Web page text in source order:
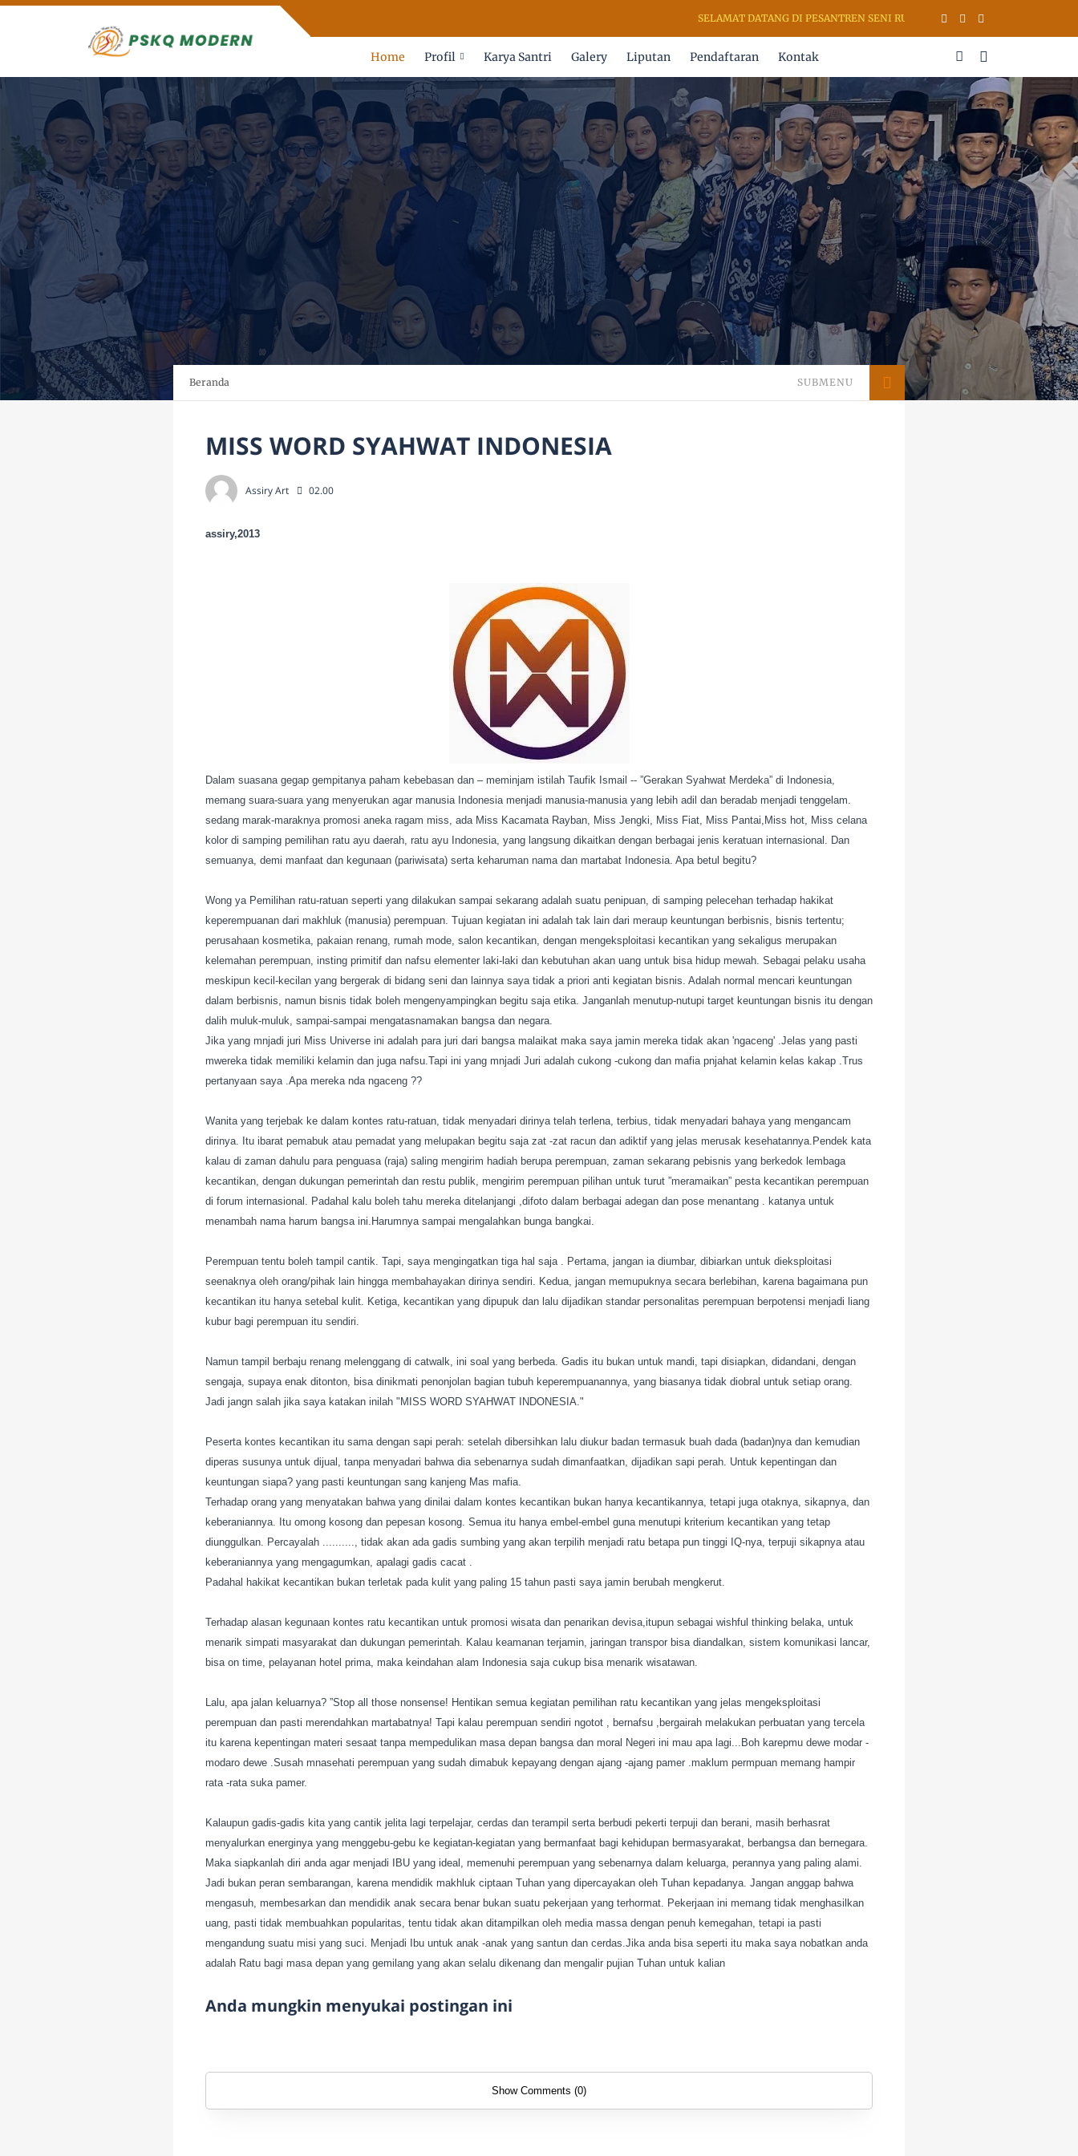
SELAMAT DATANG DI PESANTREN SENI RUPA & KALIGRAFI AL QURAN (PSKQ
Home Profil Karya Santri Galery Liputan Pendaftaran Kontak
Beranda SUBMENU
MISS WORD SYAHWAT INDONESIA
Assiry Art 02.00
assiry,2013
Dalam suasana gegap gempitanya paham kebebasan dan – meminjam istilah Taufik Ismail -- ”Gerakan Syahwat Merdeka” di Indonesia,
memang suara-suara yang menyerukan agar manusia Indonesia menjadi manusia-manusia yang lebih adil dan beradab menjadi tenggelam.
sedang marak-maraknya promosi aneka ragam miss, ada Miss Kacamata Rayban, Miss Jengki, Miss Fiat, Miss Pantai,Miss hot, Miss celana
kolor di samping pemilihan ratu ayu daerah, ratu ayu Indonesia, yang langsung dikaitkan dengan berbagai jenis keratuan internasional. Dan
semuanya, demi manfaat dan kegunaan (pariwisata) serta keharuman nama dan martabat Indonesia. Apa betul begitu?
Wong ya Pemilihan ratu-ratuan seperti yang dilakukan sampai sekarang adalah suatu penipuan, di samping pelecehan terhadap hakikat
keperempuanan dari makhluk (manusia) perempuan. Tujuan kegiatan ini adalah tak lain dari meraup keuntungan berbisnis, bisnis tertentu;
perusahaan kosmetika, pakaian renang, rumah mode, salon kecantikan, dengan mengeksploitasi kecantikan yang sekaligus merupakan
kelemahan perempuan, insting primitif dan nafsu elementer laki-laki dan kebutuhan akan uang untuk bisa hidup mewah. Sebagai pelaku usaha
meskipun kecil-kecilan yang bergerak di bidang seni dan lainnya saya tidak a priori anti kegiatan bisnis. Adalah normal mencari keuntungan
dalam berbisnis, namun bisnis tidak boleh mengenyampingkan begitu saja etika. Janganlah menutup-nutupi target keuntungan bisnis itu dengan
dalih muluk-muluk, sampai-sampai mengatasnamakan bangsa dan negara.
Jika yang mnjadi juri Miss Universe ini adalah para juri dari bangsa malaikat maka saya jamin mereka tidak akan 'ngaceng' .Jelas yang pasti
mwereka tidak memiliki kelamin dan juga nafsu.Tapi ini yang mnjadi Juri adalah cukong -cukong dan mafia pnjahat kelamin kelas kakap .Trus
pertanyaan saya .Apa mereka nda ngaceng ??
Wanita yang terjebak ke dalam kontes ratu-ratuan, tidak menyadari dirinya telah terlena, terbius, tidak menyadari bahaya yang mengancam
dirinya. Itu ibarat pemabuk atau pemadat yang melupakan begitu saja zat -zat racun dan adiktif yang jelas merusak kesehatannya.Pendek kata
kalau di zaman dahulu para penguasa (raja) saling mengirim hadiah berupa perempuan, zaman sekarang pebisnis yang berkedok lembaga
kecantikan, dengan dukungan pemerintah dan restu publik, mengirim perempuan pilihan untuk turut ”meramaikan” pesta kecantikan perempuan
di forum internasional. Padahal kalu boleh tahu mereka ditelanjangi ,difoto dalam berbagai adegan dan pose menantang . katanya untuk
menambah nama harum bangsa ini.Harumnya sampai mengalahkan bunga bangkai.
Perempuan tentu boleh tampil cantik. Tapi, saya mengingatkan tiga hal saja . Pertama, jangan ia diumbar, dibiarkan untuk dieksploitasi
seenaknya oleh orang/pihak lain hingga membahayakan dirinya sendiri. Kedua, jangan memupuknya secara berlebihan, karena bagaimana pun
kecantikan itu hanya setebal kulit. Ketiga, kecantikan yang dipupuk dan lalu dijadikan standar personalitas perempuan berpotensi menjadi liang
kubur bagi perempuan itu sendiri.
Namun tampil berbaju renang melenggang di catwalk, ini soal yang berbeda. Gadis itu bukan untuk mandi, tapi disiapkan, didandani, dengan
sengaja, supaya enak ditonton, bisa dinikmati penonjolan bagian tubuh keperempuanannya, yang biasanya tidak diobral untuk setiap orang.
Jadi jangn salah jika saya katakan inilah "MISS WORD SYAHWAT INDONESIA."
Peserta kontes kecantikan itu sama dengan sapi perah: setelah dibersihkan lalu diukur badan termasuk buah dada (badan)nya dan kemudian
diperas susunya untuk dijual, tanpa menyadari bahwa dia sebenarnya sudah dimanfaatkan, dijadikan sapi perah. Untuk kepentingan dan
keuntungan siapa? yang pasti keuntungan sang kanjeng Mas mafia.
Terhadap orang yang menyatakan bahwa yang dinilai dalam kontes kecantikan bukan hanya kecantikannya, tetapi juga otaknya, sikapnya, dan
keberaniannya. Itu omong kosong dan pepesan kosong. Semua itu hanya embel-embel guna menutupi kriterium kecantikan yang tetap
diunggulkan. Percayalah .........., tidak akan ada gadis sumbing yang akan terpilih menjadi ratu betapa pun tinggi IQ-nya, terpuji sikapnya atau
keberaniannya yang mengagumkan, apalagi gadis cacat .
Padahal hakikat kecantikan bukan terletak pada kulit yang paling 15 tahun pasti saya jamin berubah mengkerut.
Terhadap alasan kegunaan kontes ratu kecantikan untuk promosi wisata dan penarikan devisa,itupun sebagai wishful thinking belaka, untuk
menarik simpati masyarakat dan dukungan pemerintah. Kalau keamanan terjamin, jaringan transpor bisa diandalkan, sistem komunikasi lancar,
bisa on time, pelayanan hotel prima, maka keindahan alam Indonesia saja cukup bisa menarik wisatawan.
Lalu, apa jalan keluarnya? ”Stop all those nonsense! Hentikan semua kegiatan pemilihan ratu kecantikan yang jelas mengeksploitasi
perempuan dan pasti merendahkan martabatnya! Tapi kalau perempuan sendiri ngotot , bernafsu ,bergairah melakukan perbuatan yang tercela
itu karena kepentingan materi sesaat tanpa mempedulikan masa depan bangsa dan moral Negeri ini mau apa lagi...Boh karepmu dewe modar -
modaro dewe .Susah mnasehati perempuan yang sudah dimabuk kepayang dengan ajang -ajang pamer .maklum permpuan memang hampir
rata -rata suka pamer.
Kalaupun gadis-gadis kita yang cantik jelita lagi terpelajar, cerdas dan terampil serta berbudi pekerti terpuji dan berani, masih berhasrat
menyalurkan energinya yang menggebu-gebu ke kegiatan-kegiatan yang bermanfaat bagi kehidupan bermasyarakat, berbangsa dan bernegara.
Maka siapkanlah diri anda agar menjadi IBU yang ideal, memenuhi perempuan yang sebenarnya dalam keluarga, perannya yang paling alami.
Jadi bukan peran sembarangan, karena mendidik makhluk ciptaan Tuhan yang dipercayakan oleh Tuhan kepadanya. Jangan anggap bahwa
mengasuh, membesarkan dan mendidik anak secara benar bukan suatu pekerjaan yang terhormat. Pekerjaan ini memang tidak menghasilkan
uang, pasti tidak membuahkan popularitas, tentu tidak akan ditampilkan oleh media massa dengan penuh kemegahan, tetapi ia pasti
mengandung suatu misi yang suci. Menjadi Ibu untuk anak -anak yang santun dan cerdas.Jika anda bisa seperti itu maka saya nobatkan anda
adalah Ratu bagi masa depan yang gemilang yang akan selalu dikenang dan mengalir pujian Tuhan untuk kalian
Anda mungkin menyukai postingan ini
Show Comments (0)